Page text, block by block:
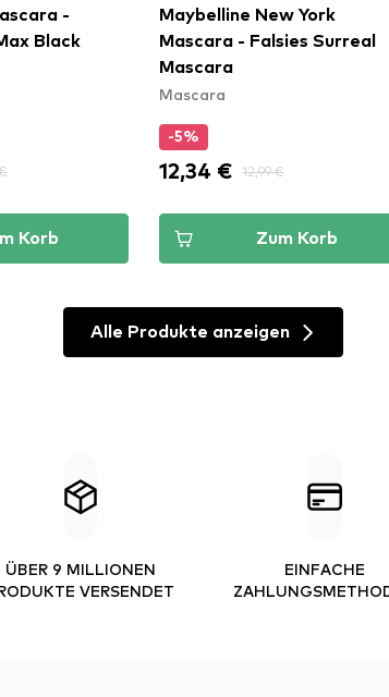
-
Black
Korb
Maybelline New York
Mascara - Falsies Surreal
Mascara
Mascara
-5%
12,34 € 12,99 €
Zum Korb
Alle Produkte anzeigen
ÜBER 9 MILLIONEN
VERSENDET
EINFACHE